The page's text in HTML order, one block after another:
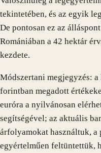
tekintetében, és az egyik
De pontosan ez az
Romániában a 42 hektár
kezdete.
Módszertani megjegyzés:
forintban megadott
euróra a nyilvánosan
segítségével; az aktuális
árfolyamokat használtuk, a
egyértelműen feltüntettük,